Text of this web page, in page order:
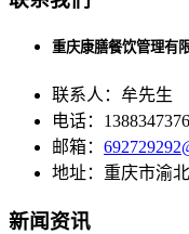
重庆康膳餐饮管理有
联系人：牟先生
电话：
邮箱：
地址：重庆市渝
新闻资讯